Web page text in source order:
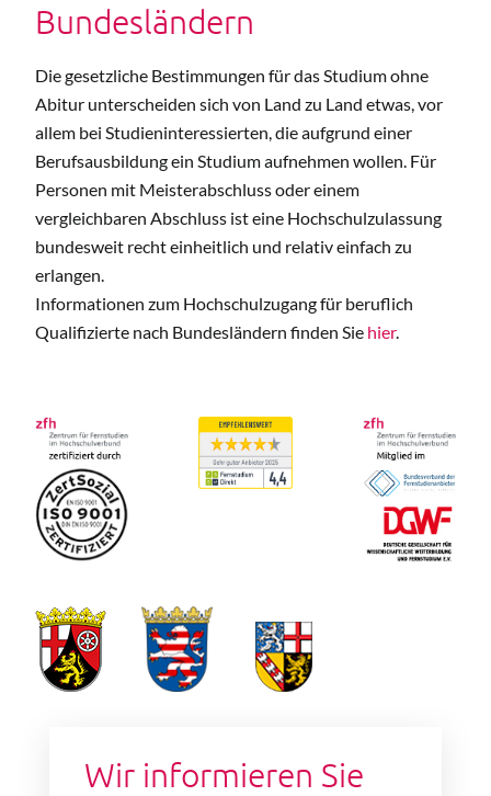
Bundesländern
Die gesetzliche Bestimmungen für das Studium ohne
Abitur unterscheiden sich von Land zu Land etwas, vor
allem bei Studieninteressierten, die aufgrund einer
Berufsausbildung ein Studium aufnehmen wollen. Für
Personen mit Meisterabschluss oder einem
vergleichbaren Abschluss ist eine Hochschulzulassung
bundesweit recht einheitlich und relativ einfach zu
erlangen.
Informationen zum Hochschulzugang für beruflich
Qualifizierte nach Bundesländern finden Sie hier.
Wir informieren Sie